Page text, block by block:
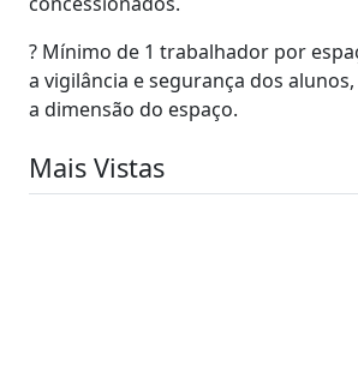
? Mínimo de 1 trabalhador por
a vigilância e segurança dos
a dimensão do espaço.
Mais Vistas